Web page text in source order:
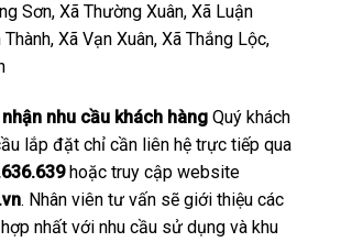
Sơn, Xã Thường Xuân, Xã Luận
Thành, Xã Vạn Xuân, Xã Thắng Lộc,
nhu cầu khách hàng Quý khách
lắp đặt chỉ cần liên hệ trực tiếp qua
hoặc truy cập website
. Nhân viên tư vấn sẽ giới thiệu các
nhất với nhu cầu sử dụng và khu